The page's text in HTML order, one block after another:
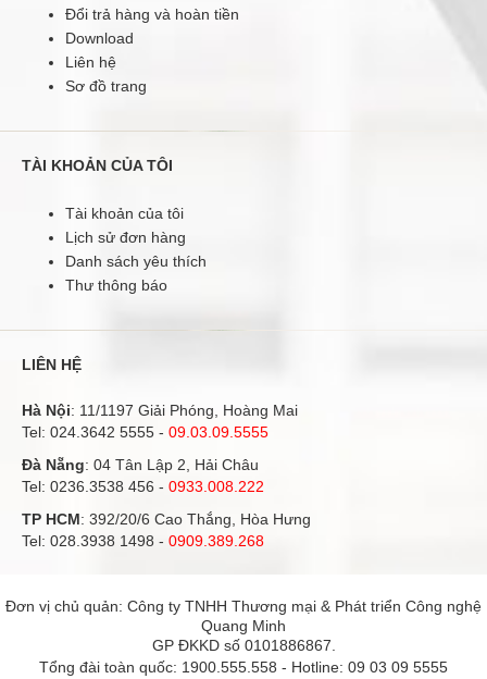
Máy hàn Jasic MIG350 (J1601)
23.500.000 đ
nghệ IGBT, đảm bảo dòng hàn ổn định điều chỉnh dễ dàng.-
Điều khiển chu trình đóng phản hồi đảm bảo điện áp ra ổn
15%.- Cung cấp dòng hồ quang ổn định, ít bắn tóe, độ
ngấu cao, mối hàn đẹp, năng suất cao.- Tốc độ cấp dây
chậm khi bắt đầ..
Đổi trả hàng và hoàn tiền
Download
Liên hệ
Sơ đồ trang
TÀI KHOẢN CỦA TÔI
Tài khoản của tôi
Lịch sử đơn hàng
Danh sách yêu thích
Thư thông báo
LIÊN HỆ
Hà Nội: 11/1197 Giải Phóng, Hoàng Mai
Tel: 024.3642 5555 - 09.03.09.5555
Đà Nẵng: 04 Tân Lập 2, Hải Châu
Tel: 0236.3538 456 - 0933.008.222
TP HCM: 392/20/6 Cao Thắng, Hòa Hưng
Tel: 028.3938 1498 - 0909.389.268
Đơn vị chủ quản: Công ty TNHH Thương mại & Phát triển Công nghệ
Quang Minh
GP ĐKKD số 0101886867.
Tổng đài toàn quốc: 1900.555.558 - Hotline: 09 03 09 5555